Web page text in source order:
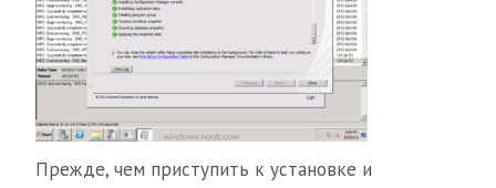
Прежде, чем приступить к установке и